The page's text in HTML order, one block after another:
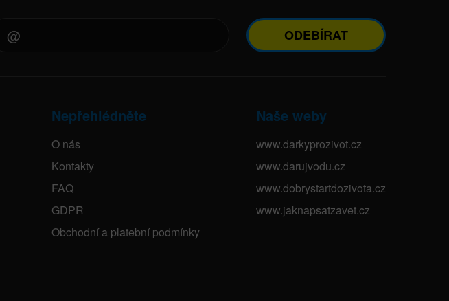
ODEBÍRAT
Nepřehlédněte
O nás
Kontakty
FAQ
GDPR
Obchodní a platební podmínky
Naše weby
www.darkyprozivot.cz
www.darujvodu.cz
www.dobrystartdozivota.cz
www.jaknapsatzavet.cz